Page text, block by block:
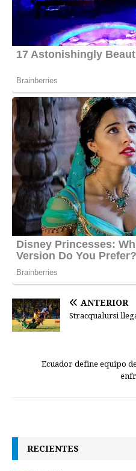
ANTERIOR
Stracqualursi
Ecuador define equipo
RECIENTES